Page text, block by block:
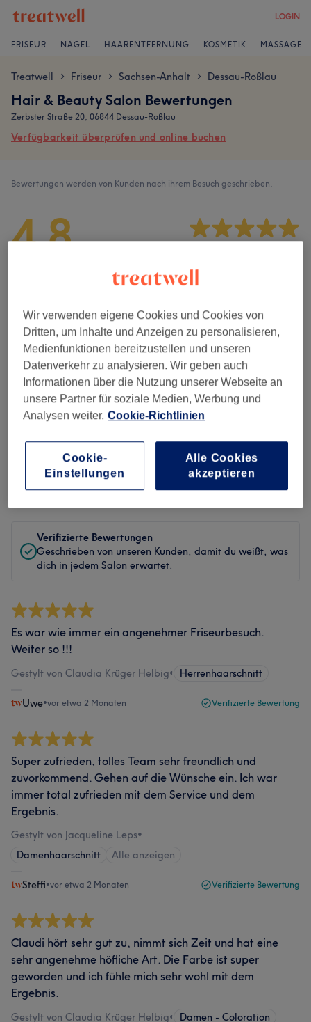
LOGIN
FRISEUR NÄGEL HAARENTFERNUNG KOSMETIK MASSAGE
Treatwell > Friseur > Sachsen-Anhalt > Dessau-Roßlau
Hair & Beauty Salon Bewertungen
Zerbster Straße 20, 06844 Dessau-Roßlau
Verfügbarkeit überprüfen und online buchen
Bewertungen werden von Kunden nach ihrem Besuch geschrieben.
4,8
Sauberkeit
Service
Bewertungen filtern
Behandlung Alle Bewertungen
Bewertung Nach Sternen filtern
Verifizierte Bewertungen
Geschrieben von unseren Kunden, damit du weißt, was
dich in jedem Salon erwartet.
Es war wie immer ein angenehmer Friseurbesuch.
Weiter so !!!
Gestylt von Claudia Krüger Helbig• Herrenhaarschnitt
Uwe•vor etwa 2 Monaten Verifizierte Bewertung
Super zufrieden, tolles Team sehr freundlich und
zuvorkommend. Gehen auf die Wünsche ein. Ich war
immer total zufrieden mit dem Service und dem
Ergebnis.
Gestylt von Jacqueline Leps•
Damenhaarschnitt
Alle anzeigen
Steffi•vor etwa 2 Monaten Verifizierte Bewertung
Claudi hört sehr gut zu, nimmt sich Zeit und hat eine
sehr angenehme höfliche Art. Die Farbe ist super
geworden und ich fühle mich sehr wohl mit dem
Ergebnis.
Gestylt von Claudia Krüger Helbig• Damen - Coloration
Wir verwenden eigene Cookies und Cookies von
Dritten, um Inhalte und Anzeigen zu personalisieren,
Medienfunktionen bereitzustellen und unseren
Datenverkehr zu analysieren. Wir geben auch
Informationen über die Nutzung unserer Webseite an
unsere Partner für soziale Medien, Werbung und
Analysen weiter. Cookie-Richtlinien
Cookie-
Einstellungen
Alle Cookies
akzeptieren